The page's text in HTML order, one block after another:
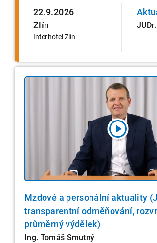
22.9.2026
Zlín
Interhotel Zlín
Mzdové a personální aktuality
transparentní odměňování,
průměrný výdělek)
Ing. Tomáš Smutný